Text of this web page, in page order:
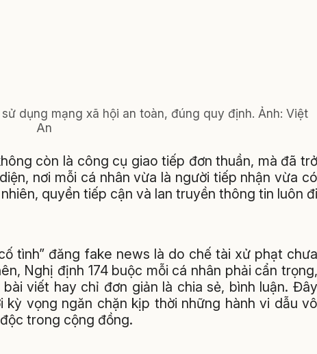
dụng mạng xã hội an toàn, đúng quy định. Ảnh: Việt
An
còn là công cụ giao tiếp đơn thuần, mà đã trở
nơi mỗi cá nhân vừa là người tiếp nhận vừa có
quyền tiếp cận và lan truyền thông tin luôn đi
tình” đăng fake news là do chế tài xử phạt chưa
Nghị định 174 buộc mỗi cá nhân phải cẩn trọng,
viết hay chỉ đơn giản là chia sẻ, bình luận. Đây
vọng ngăn chặn kịp thời những hành vi dẫu vô
trong cộng đồng.